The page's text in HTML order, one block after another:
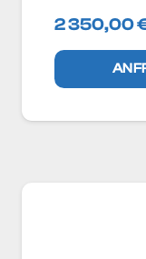
2 350,00